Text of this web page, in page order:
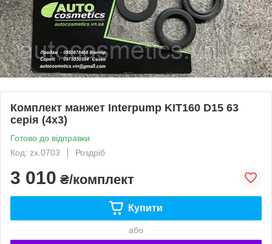
Комплект манжет Interpump KIT160 D15 63
серія (4х3)
Готово до відправки
Код: zx.0703
Роздріб
3 010 ₴/комплект
Купити
або